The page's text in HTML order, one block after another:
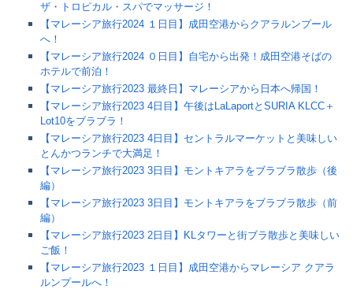
ザ・トロピカル・スパでマッサージ！
【マレーシア旅行2024 １日目】成田空港からクアラルンプール
へ！
【マレーシア旅行2024 ０日目】自宅から出発！成田空港そばの
ホテルで前泊！
【マレーシア旅行2023 最終日】マレーシアから日本へ帰国！
【マレーシア旅行2023 4日目】午後はLaLaportとSURIA KLCC＋
Lot10をブラブラ！
【マレーシア旅行2023 4日目】セントラルマーケットと美味しい
とんかつランチで大満足！
【マレーシア旅行2023 3日目】モントキアラをブラブラ散歩（後
編）
【マレーシア旅行2023 3日目】モントキアラをブラブラ散歩（前
編）
【マレーシア旅行2023 2日目】KLタワーと街ブラ散歩と美味しい
ご飯！
【マレーシア旅行2023 １日目】成田空港からマレーシア クアラ
ルンプールへ！